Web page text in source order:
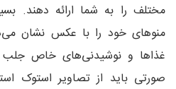
مختلف را به شما ارائه دهند.
منوهای خود را با عکس نشان
غذاها و نوشیدنی‌های خاص جلب